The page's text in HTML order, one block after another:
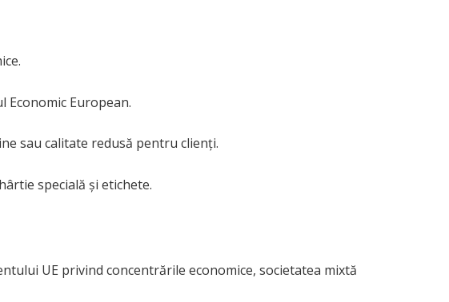
Economic European.
sau calitate redusă pentru clienți.
specială și etichete.
UE privind concentrările economice, societatea mixtă